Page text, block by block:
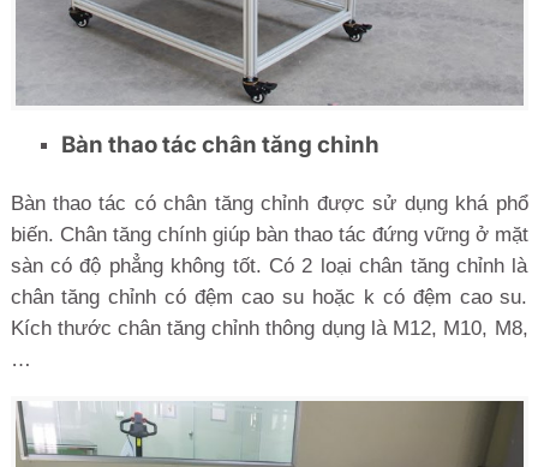
Bàn thao tác chân tăng chỉnh
Bàn thao tác có chân tăng chỉnh được sử dụng khá phổ
biến. Chân tăng chính giúp bàn thao tác đứng vững ở mặt
sàn có độ phẳng không tốt. Có 2 loại chân tăng chỉnh là
chân tăng chỉnh có đệm cao su hoặc k có đệm cao su.
Kích thước chân tăng chỉnh thông dụng là M12, M10, M8,
…